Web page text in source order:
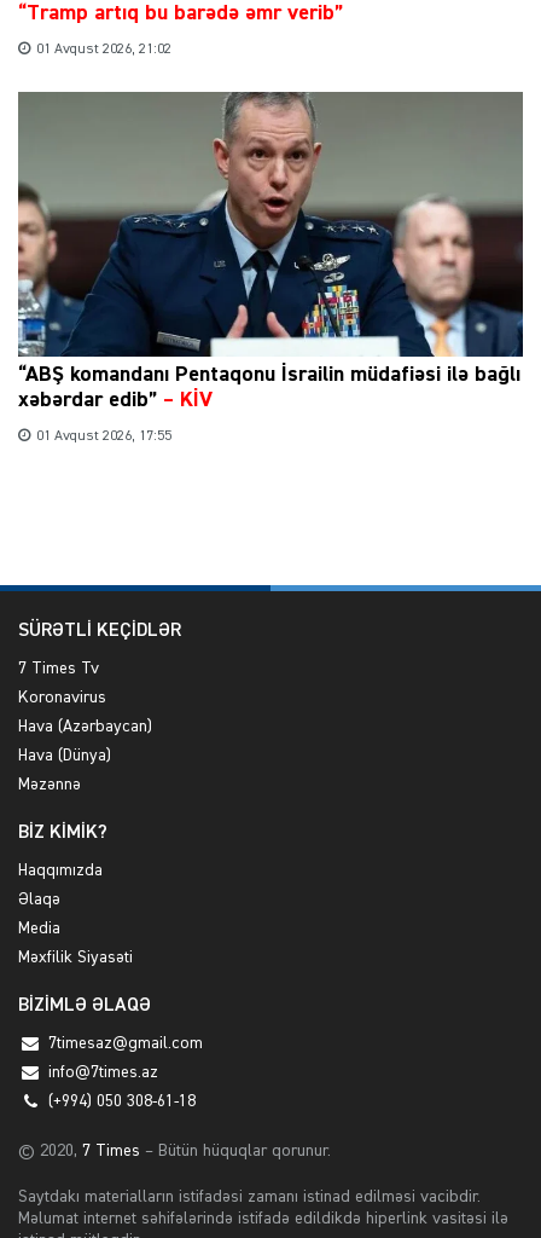
“Tramp artıq bu barədə əmr verib”
01 Avqust 2026, 21:02
“ABŞ komandanı Pentaqonu İsrailin müdafiəsi ilə bağlı
xəbərdar edib” – KİV
01 Avqust 2026, 17:55
SÜRƏTLİ KEÇİDLƏR
7 Times Tv
Koronavirus
Hava (Azərbaycan)
Hava (Dünya)
Məzənnə
BİZ KİMİK?
Haqqımızda
Əlaqə
Media
Məxfilik Siyasəti
BİZİMLƏ ƏLAQƏ
7timesaz@gmail.com
info@7times.az
(+994) 050 308-61-18
© 2020, 7 Times – Bütün hüquqlar qorunur.
Saytdakı materialların istifadəsi zamanı istinad edilməsi vacibdir.
Məlumat internet səhifələrində istifadə edildikdə hiperlink vasitəsi ilə